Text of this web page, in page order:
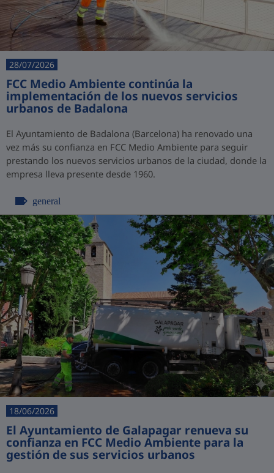
28/07/2026
FCC Medio Ambiente continúa la
implementación de los nuevos servicios
urbanos de Badalona
El Ayuntamiento de Badalona (Barcelona) ha renovado una
vez más su confianza en FCC Medio Ambiente para seguir
prestando los nuevos servicios urbanos de la ciudad, donde la
empresa lleva presente desde 1960.
general
18/06/2026
El Ayuntamiento de Galapagar renueva su
confianza en FCC Medio Ambiente para la
gestión de sus servicios urbanos